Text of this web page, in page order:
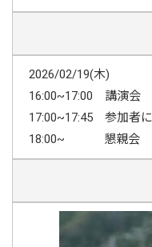
2026/02/19(木)
16:00~17:00 講演会
17:00~17:45 参加者に
18:00~ 懇親会